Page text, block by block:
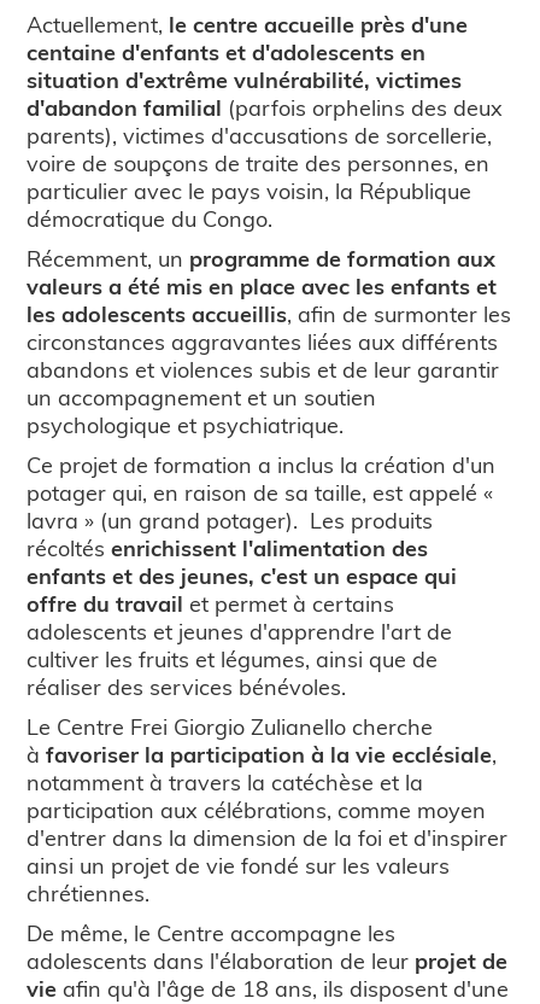
Actuellement, le centre accueille près d'une
centaine d'enfants et d'adolescents en
situation d'extrême vulnérabilité, victimes
d'abandon familial (parfois orphelins des deux
parents), victimes d'accusations de sorcellerie,
voire de soupçons de traite des personnes, en
particulier avec le pays voisin, la République
démocratique du Congo.
Récemment, un programme de formation aux
valeurs a été mis en place avec les enfants et
les adolescents accueillis, afin de surmonter les
circonstances aggravantes liées aux différents
abandons et violences subis et de leur garantir
un accompagnement et un soutien
psychologique et psychiatrique.
Ce projet de formation a inclus la création d'un
potager qui, en raison de sa taille, est appelé «
lavra » (un grand potager). Les produits
récoltésenrichissent l'alimentation des
enfants et des jeunes, c'est un espace qui
offre du travail et permet à certains
adolescents et jeunes d'apprendre l'art de
cultiver les fruits et légumes, ainsi que de
réaliser des services bénévoles.
Le Centre Frei Giorgio Zulianello cherche
àfavoriser la participation à la vie ecclésiale,
notamment à travers la catéchèse et la
participation aux célébrations, comme moyen
d'entrer dans la dimension de la foi et d'inspirer
ainsi un projet de vie fondé sur les valeurs
chrétiennes.
De même, le Centre accompagne les
adolescents dans l'élaboration de leur projet de
vieafin qu'à l'âge de 18 ans, ils disposent d'une